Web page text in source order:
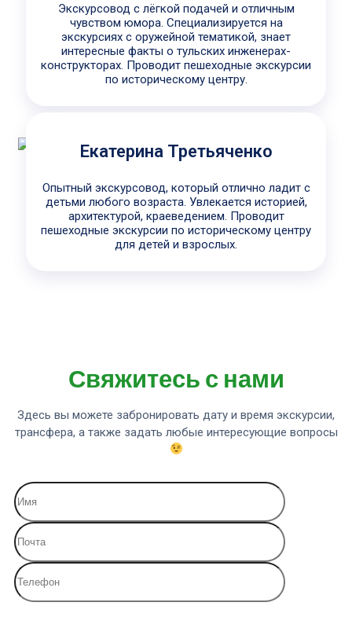
Экскурсовод с лёгкой подачей и отличным
чувством юмора. Специализируется на
экскурсиях с оружейной тематикой, знает
интересные факты о тульских инженерах-
конструкторах. Проводит пешеходные экскурсии
по историческому центру.
Екатерина Третьяченко
Опытный экскурсовод, который отлично ладит с
детьми любого возраста. Увлекается историей,
архитектурой, краеведением. Проводит
пешеходные экскурсии по историческому центру
для детей и взрослых.
Свяжитесь с нами
Здесь вы можете забронировать дату и время экскурсии,
трансфера, а также задать любые интересующие вопросы